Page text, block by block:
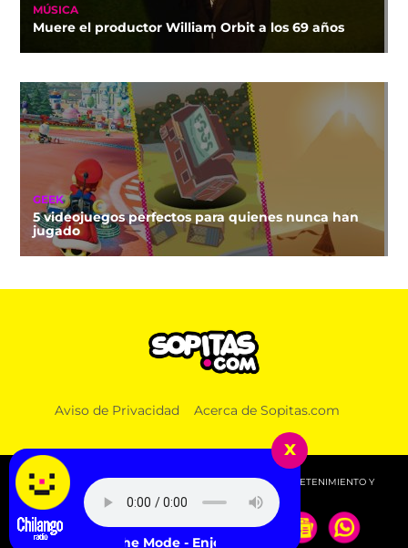
MÚSICA
Muere el productor William Orbit a los 69 años
GEEK
5 videojuegos perfectos para quienes nunca han
jugado
Aviso de Privacidad Acerca de Sopitas.com
© 2026 SOPITAS.COM - MÚSICA, NOTICIAS, DEPORTES, ENTRETENIMIENTO Y
MÁS!.
x
Depeche Mode - Enjoy the Silence